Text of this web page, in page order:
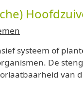
systeem of
De
van